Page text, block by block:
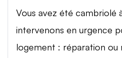
Vous avez été cambriolé
intervenons en urgence
logement : réparation ou